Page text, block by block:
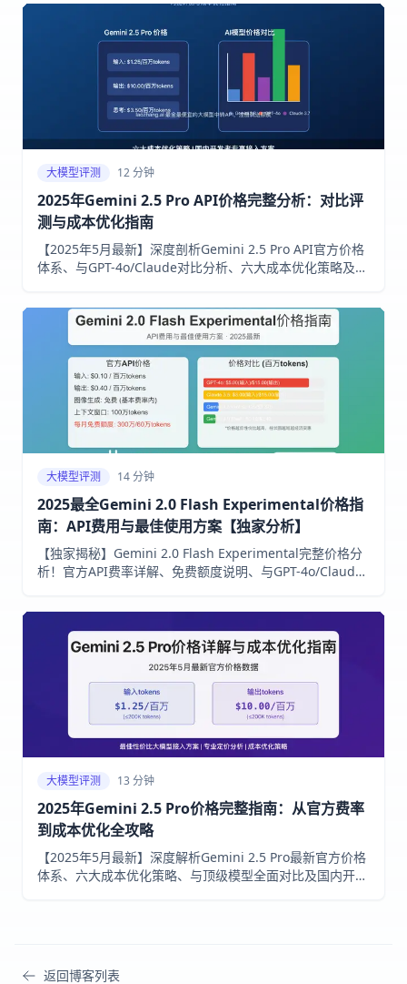
大模型评测 12 分钟
2025年Gemini 2.5 Pro API价格完整分析：对比评
测与成本优化指南
【2025年5月最新】深度剖析Gemini 2.5 Pro API官方价格
体系、与GPT-4o/Claude对比分析、六大成本优化策略及国
大模型评测 14 分钟
2025最全Gemini 2.0 Flash Experimental价格指
南：API费用与最佳使用方案【独家分析】
【独家揭秘】Gemini 2.0 Flash Experimental完整价格分
析！官方API费率详解、免费额度说明、与GPT-4o/Claude
算器+7种降低使用成本的专业技巧！
大模型评测 13 分钟
2025年Gemini 2.5 Pro价格完整指南：从官方费率
到成本优化全攻略
【2025年5月最新】深度解析Gemini 2.5 Pro最新官方价格
体系、六大成本优化策略、与顶级模型全面对比及国内开发
返回博客列表